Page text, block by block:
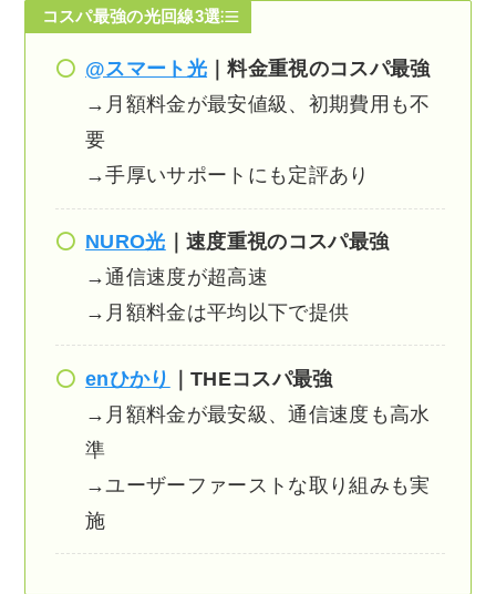
コスパ最強の光回線3選
@スマート光 ｜料金重視のコスパ最強
→月額料金が最安値級、初期費用も不
要
→手厚いサポートにも定評あり
NURO光 ｜速度重視のコスパ最強
→通信速度が超高速
→月額料金は平均以下で提供
enひかり
｜THEコスパ最強
→月額料金が最安級、通信速度も高水
準
→ユーザーファーストな取り組みも実
施